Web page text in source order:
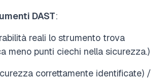
DAST:
reali lo strumento trova
meno punti ciechi nella sicurezza.)
correttamente identificate) /